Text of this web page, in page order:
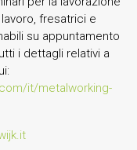
fresatrici e
su appuntamento
i dettagli relativi a
it/metalworking-